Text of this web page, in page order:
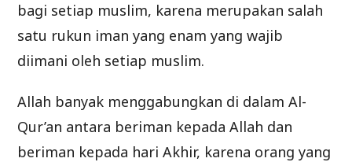
bagi setiap muslim, karena merupakan salah
satu rukun iman yang enam yang wajib
diimani oleh setiap muslim.
Allah banyak menggabungkan di dalam Al-
Qur’an antara beriman kepada Allah dan
beriman kepada hari Akhir, karena orang yang